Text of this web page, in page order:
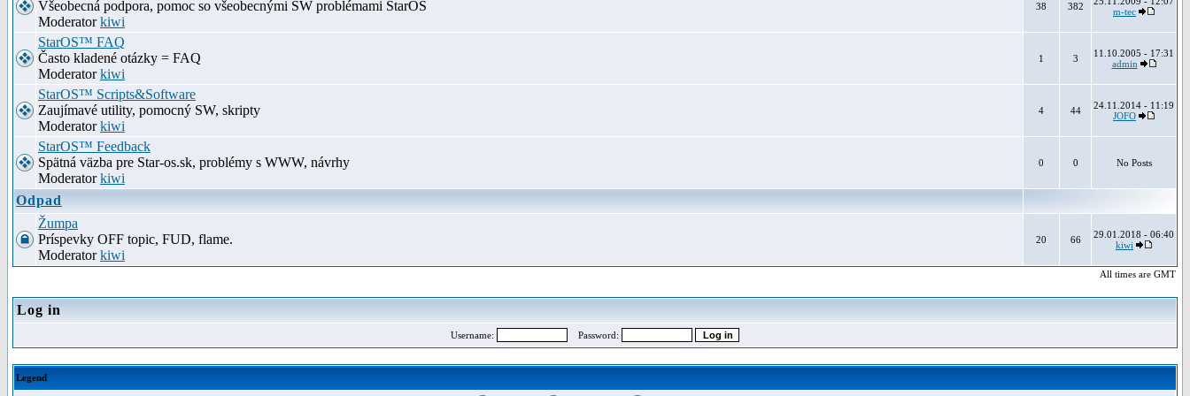
Všeobecná podpora, pomoc so všeobecnými SW problémami StarOS
Moderatorkiwi
38 382
m-tec
StarOS™ FAQ
Často kladené otázky = FAQ
Moderatorkiwi
1 3
11.10.2005 - 17:31
admin
StarOS™ Scripts&Software
Zaujímavé utility, pomocný SW, skripty
Moderatorkiwi
4 44
24.11.2014 - 11:19
JOFO
StarOS™ Feedback
Spätná väzba pre Star-os.sk, problémy s WWW, návrhy
Moderatorkiwi
0 0 No Posts
Odpad
Žumpa
Príspevky OFF topic, FUD, flame.
Moderatorkiwi
20 66
29.01.2018 - 06:40
kiwi
All times are GMT
Log in
Username: Password:
Legend